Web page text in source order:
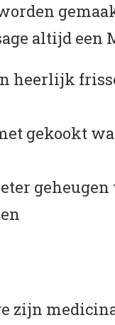
altijd een
heerlijk
gekookt
geheugen
zijn